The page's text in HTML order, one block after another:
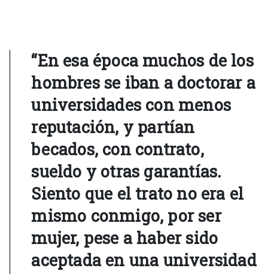
“En esa época muchos de los
hombres se iban a doctorar a
universidades con menos
reputación, y partían
becados, con contrato,
sueldo y otras garantías.
Siento que el trato no era el
mismo conmigo, por ser
mujer, pese a haber sido
aceptada en una universidad